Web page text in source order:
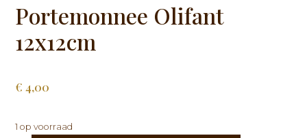
Portemonnee Olifant
12x12cm
€ 4,00
1 op voorraad